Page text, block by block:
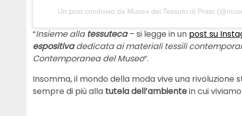
Un post condiviso da Museo del Tessuto di Prato
“Insieme alla tessuteca – si legge in un post su
espositivadedicata ai materiali tessili
Contemporanea del Museo“.
Insomma, il mondo della moda vive una
sempre di più alla tutela dell’ambientein cui viviamo.